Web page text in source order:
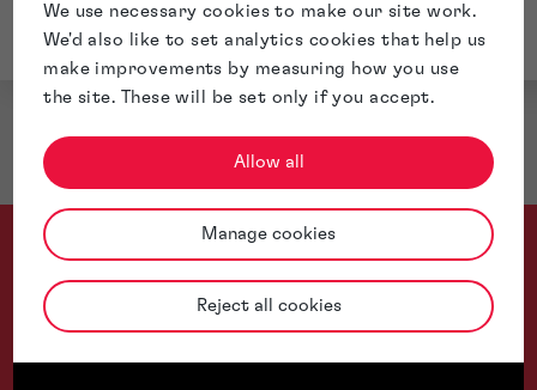
We use necessary cookies to make our site work.
We'd also like to set analytics cookies that help us
make improvements by measuring how you use
the site. These will be set only if you accept.
Allow all
Manage cookies
Reject all cookies